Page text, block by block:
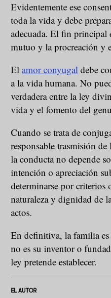
Evidentemente ese
toda la vida y debe
adecuada. El fin principal
mutuo y la procreación y
Elamor conyugal debe
a la vida humana. No
verdadera entre la ley
vida y el fomento del
Cuando se trata de
responsable trasmisión
la conducta no depende
intención o apreciación
determinarse por criterios
naturaleza y dignidad de
actos.
En definitiva, la familia
no es su inventor o
ley pretende
EL AUTOR